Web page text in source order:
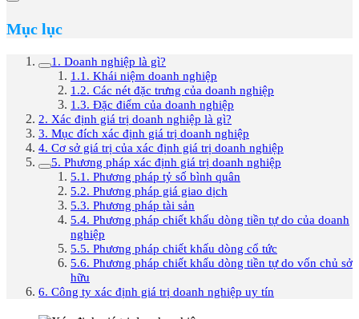
Mục lục
1. Doanh nghiệp là gì?
1.1. Khái niệm doanh nghiệp
1.2. Các nét đặc trưng của doanh nghiệp
1.3. Đặc điểm của doanh nghiệp
2. Xác định giá trị doanh nghiệp là gì?
3. Mục đích xác định giá trị doanh nghiệp
4. Cơ sở giá trị của xác định giá trị doanh nghiệp
5. Phương pháp xác định giá trị doanh nghiệp
5.1. Phương pháp tỷ số bình quân
5.2. Phương pháp giá giao dịch
5.3. Phương pháp tài sản
5.4. Phương pháp chiết khấu dòng tiền tự do của doanh
nghiệp
5.5. Phương pháp chiết khấu dòng cổ tức
5.6. Phương pháp chiết khấu dòng tiền tự do vốn chủ sở
hữu
6. Công ty xác định giá trị doanh nghiệp uy tín